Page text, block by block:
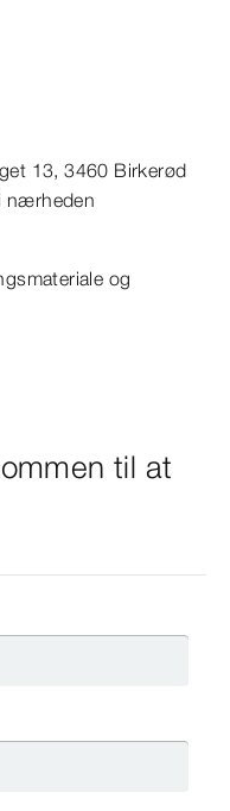
13, 3460 Birkerød
nærheden
og
til at